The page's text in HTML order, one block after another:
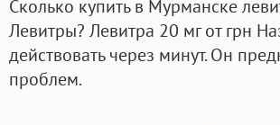
Сколько купить в Мурманске
Левитры? Левитра 20 мг от грн
действовать через минут. Он
проблем.